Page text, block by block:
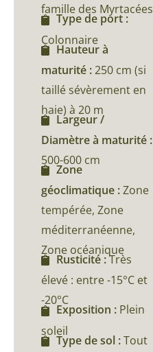
famille des Myrtacées
Type de port :
Colonnaire
Hauteur à
maturité :250 cm (si
taillé sévèrement en
haie) à 20 m
Largeur /
Diamètre à maturité :
500-600 cm
Zone
géoclimatique :Zone
tempérée, Zone
méditerranéenne,
Zone océanique
Rusticité :Très
élevé : entre -15°C et
-20°C
Exposition : Plein
soleil
Type de sol :Tout